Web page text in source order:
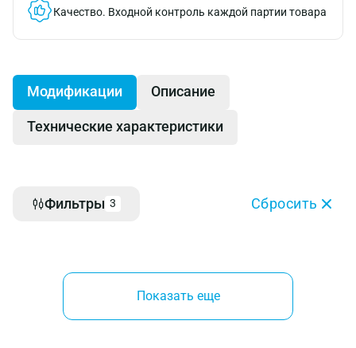
Качество. Входной контроль каждой партии товара
Модификации Описание
Технические характеристики
Фильтры 3 Сбросить
Показать еще